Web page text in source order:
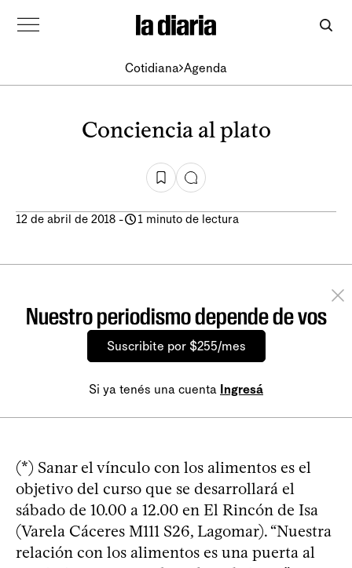
Cotidiana Agenda
Conciencia al plato
12 de abril de 2018 - 1 minuto de lectura
Nuestro periodismo depende de vos
Suscribite por $255/mes
Si ya tenés una cuenta Ingresá
(*) Sanar el vínculo con los alimentos es el
objetivo del curso que se desarrollará el
sábado de 10.00 a 12.00 en El Rincón de Isa
(Varela Cáceres M111 S26, Lagomar). “Nuestra
relación con los alimentos es una puerta al